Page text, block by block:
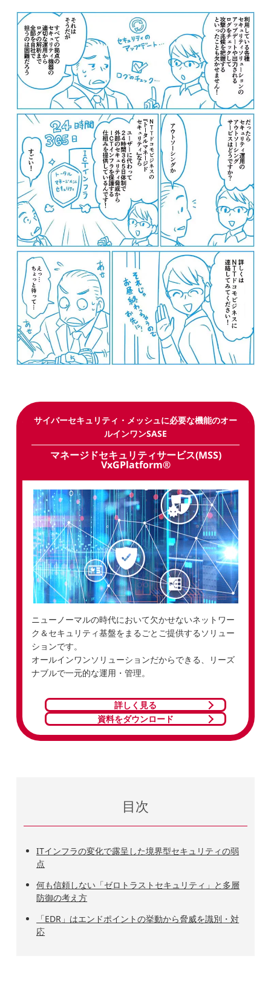
サイバーセキュリティ・メッシュに必要な機能のオー
ルインワンSASE
マネージドセキュリティサービス(MSS)
VxGPlatform®
ニューノーマルの時代において欠かせないネットワー
ク＆セキュリティ基盤をまるごとご提供するソリュー
ションです。
オールインワンソリューションだからできる、リーズ
ナブルで一元的な運用・管理。
詳しく見る
資料をダウンロード
目次
ITインフラの変化で露呈した境界型セキュリティの弱
点
何も信頼しない「ゼロトラストセキュリティ」と多層
防御の考え方
「EDR」はエンドポイントの挙動から脅威を識別・対
応